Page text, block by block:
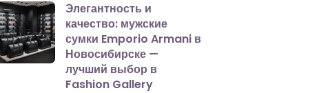
Элегантность и
качество: мужские
сумки Emporio Armani в
Новосибирске —
лучший выбор в
Fashion Gallery